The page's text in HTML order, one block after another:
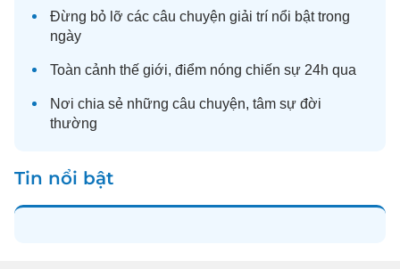
Đừng bỏ lỡ các câu chuyện giải trí nổi bật trong
ngày
Toàn cảnh thế giới, điểm nóng chiến sự 24h qua
Nơi chia sẻ những câu chuyện, tâm sự đời
thường
Tin nổi bật